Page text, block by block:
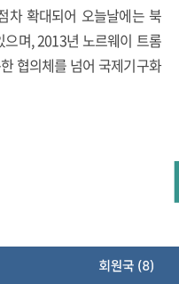
차 확대되어 오늘날에는 북
며, 2013년 노르웨이 트롬
협의체를 넘어 국제기구화